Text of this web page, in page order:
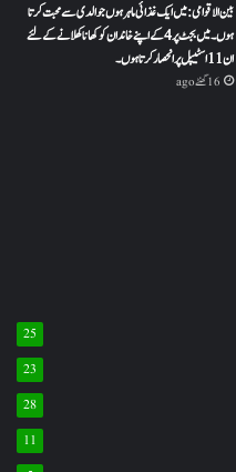
بین الاقوامی: میں ایک غذائی ماہر ہوں جو الدی سے محبت کرتا
ہوں ۔ میں بجٹ پر 4 کے اپنے خاندان کو کھانا کھلانے کے لئے
ان 11 اسٹیپل پر انحصار کرتا ہوں ۔
16 گھنٹے ago
25
23
28
11